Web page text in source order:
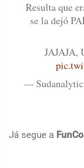
Resulta que
se la dejó
—
Já segue a FunCo